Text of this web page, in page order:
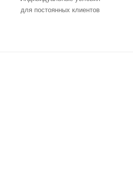
для постоянных клиентов